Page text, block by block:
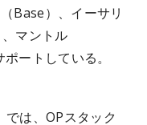
Base）、イーサリ
マントル
ートしている。
は、OPスタック